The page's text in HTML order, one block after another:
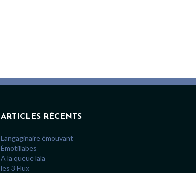
ARTICLES RÉCENTS
Langaginaire émouvant
Émotillabes
A la queue lala
les 3 Flux